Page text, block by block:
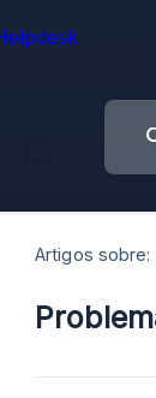
Artigos sobre: